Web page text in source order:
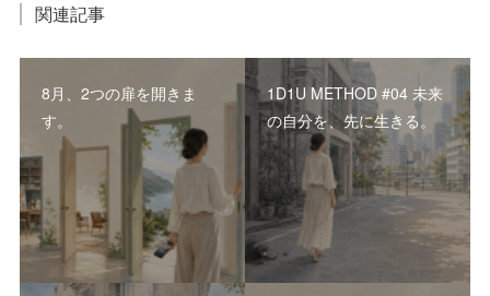
関連記事
8月、2つの扉を開きま
す。
1D1U METHOD #04 未来
の自分を、先に生きる。